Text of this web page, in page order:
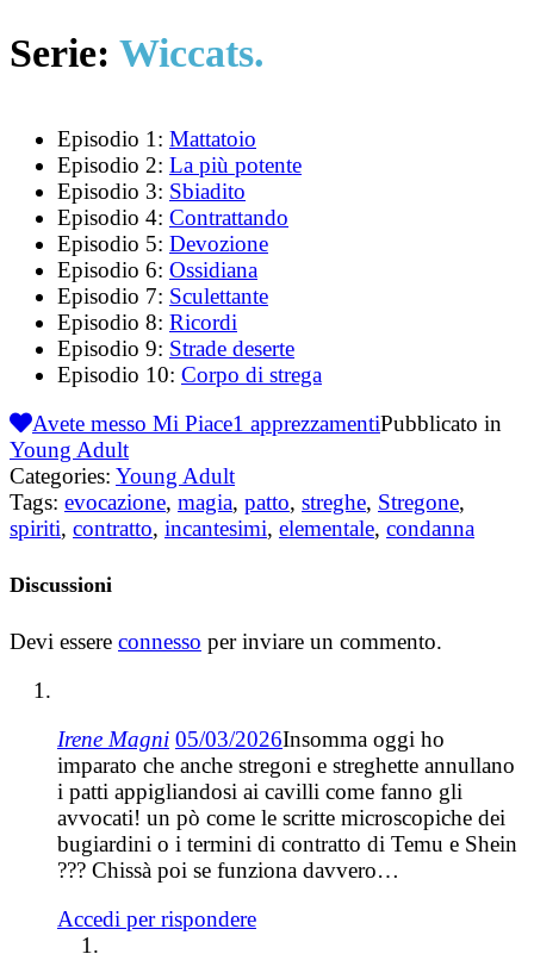
Serie: Wiccats.
Episodio 1: Mattatoio
Episodio 2: La più potente
Episodio 3: Sbiadito
Episodio 4: Contrattando
Episodio 5: Devozione
Episodio 6: Ossidiana
Episodio 7: Sculettante
Episodio 8: Ricordi
Episodio 9: Strade deserte
Episodio 10: Corpo di strega
Avete messo Mi Piace1 apprezzamentiPubblicato in
Young Adult
Categories: Young Adult
Tags: evocazione, magia, patto, streghe, Stregone,
spiriti, contratto, incantesimi, elementale, condanna
Discussioni
Devi essere connesso per inviare un commento.
Irene Magni 05/03/2026Insomma oggi ho
imparato che anche stregoni e streghette annullano
i patti appigliandosi ai cavilli come fanno gli
avvocati! un pò come le scritte microscopiche dei
bugiardini o i termini di contratto di Temu e Shein
??? Chissà poi se funziona davvero…
Accedi per rispondere